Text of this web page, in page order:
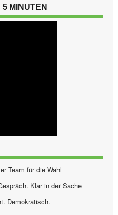
MINUTEN
Team für die Wahl
Klar in der Sache
Demokratisch.